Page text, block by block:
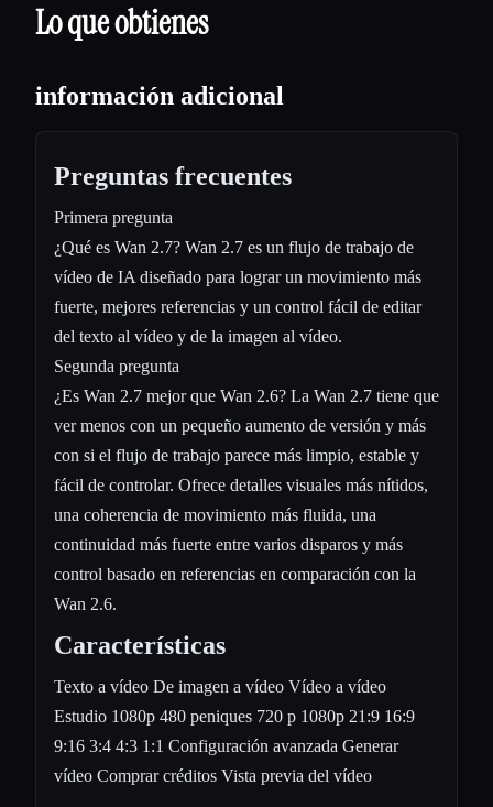
Lo que obtienes
información adicional
Preguntas frecuentes
Primera pregunta
¿Qué es Wan 2.7? Wan 2.7 es un flujo de trabajo de
vídeo de IA diseñado para lograr un movimiento más
fuerte, mejores referencias y un control fácil de editar
del texto al vídeo y de la imagen al vídeo.
Segunda pregunta
¿Es Wan 2.7 mejor que Wan 2.6? La Wan 2.7 tiene que
ver menos con un pequeño aumento de versión y más
con si el flujo de trabajo parece más limpio, estable y
fácil de controlar. Ofrece detalles visuales más nítidos,
una coherencia de movimiento más fluida, una
continuidad más fuerte entre varios disparos y más
control basado en referencias en comparación con la
Wan 2.6.
Características
Texto a vídeo De imagen a vídeo Vídeo a vídeo
Estudio 1080p 480 peniques 720 p 1080p 21:9 16:9
9:16 3:4 4:3 1:1 Configuración avanzada Generar
vídeo Comprar créditos Vista previa del vídeo